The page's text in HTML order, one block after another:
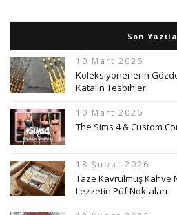
Son
10 Mart 2026
Koleksiyonerlerin
Katalin Tesbihler
10 Mart 2026
The Sims 4 & Custom
18 Şubat 2026
Taze Kavrulmuş Kahve
Lezzetin Püf Noktaları